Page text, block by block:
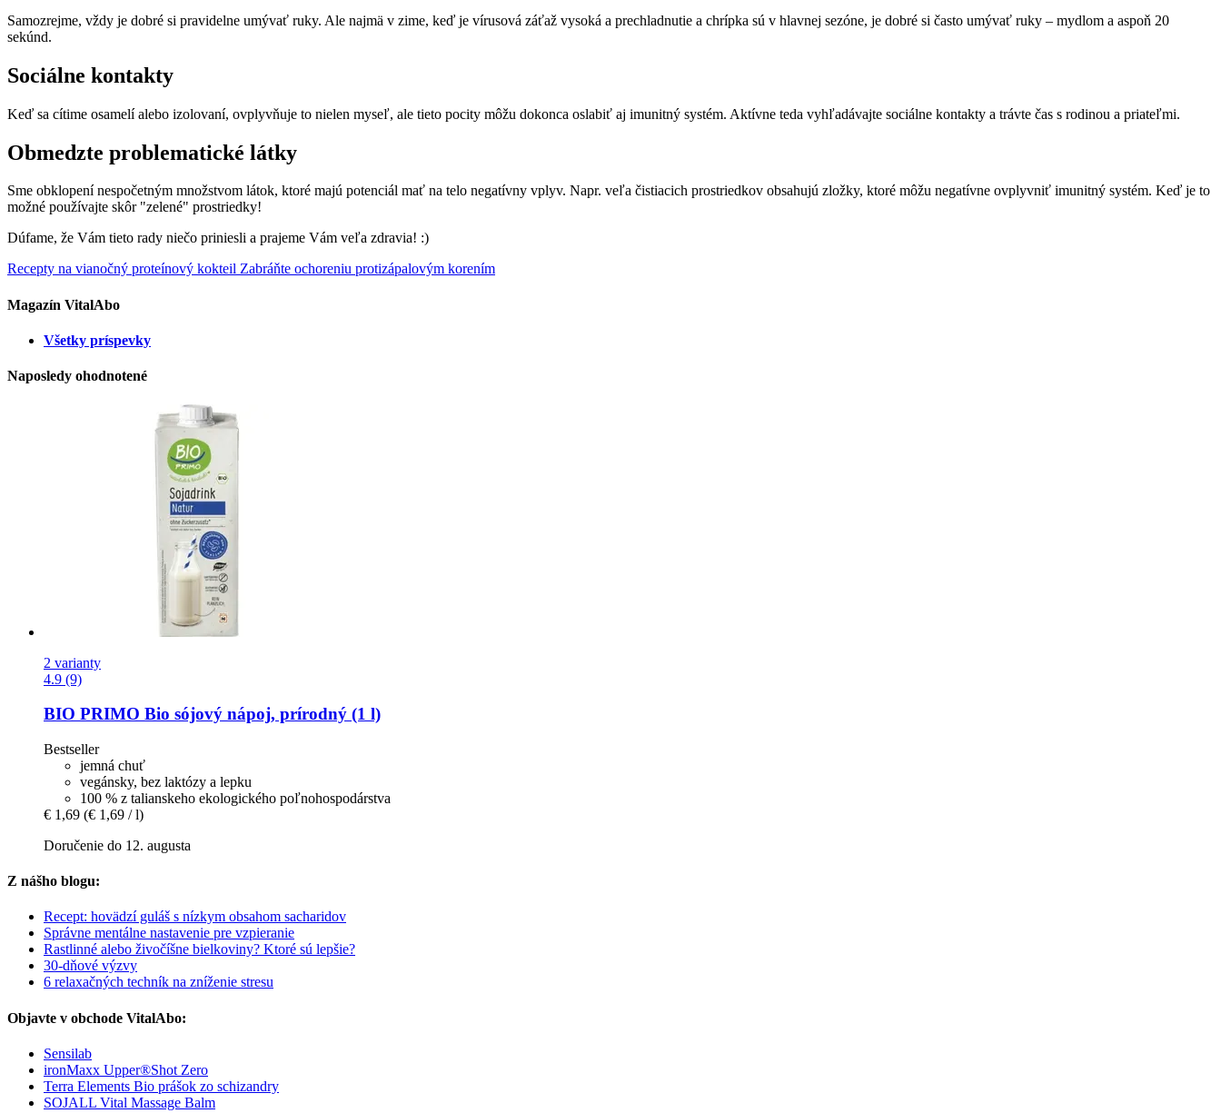
Samozrejme, vždy je dobré si pravidelne umývať ruky. Ale najmä v zime, keď je vírusová záťaž vysoká a prechladnutie a chrípka sú v hlavnej sezóne, je dobré si často umývať ruky – mydlom a aspoň 20
sekúnd.
Sociálne kontakty
Keď sa cítime osamelí alebo izolovaní, ovplyvňuje to nielen myseľ, ale tieto pocity môžu dokonca oslabiť aj imunitný systém. Aktívne teda vyhľadávajte sociálne kontakty a trávte čas s rodinou a priateľmi.
Obmedzte problematické látky
Sme obklopení nespočetným množstvom látok, ktoré majú potenciál mať na telo negatívny vplyv. Napr. veľa čistiacich prostriedkov obsahujú zložky, ktoré môžu negatívne ovplyvniť imunitný systém. Keď je to
možné používajte skôr "zelené" prostriedky!
Dúfame, že Vám tieto rady niečo priniesli a prajeme Vám veľa zdravia! :)
Recepty na vianočný proteínový kokteil Zabráňte ochoreniu protizápalovým korením
Magazín VitalAbo
Všetky príspevky
Naposledy ohodnotené
2 varianty
4.9 (9)
BIO PRIMO Bio sójový nápoj, prírodný (1 l)
Bestseller
jemná chuť
vegánsky, bez laktózy a lepku
100 % z talianskeho ekologického poľnohospodárstva
€ 1,69 (€ 1,69 / l)
Doručenie do 12. augusta
Z nášho blogu:
Recept: hovädzí guláš s nízkym obsahom sacharidov
Správne mentálne nastavenie pre vzpieranie
Rastlinné alebo živočíšne bielkoviny? Ktoré sú lepšie?
30-dňové výzvy
6 relaxačných techník na zníženie stresu
Objavte v obchode VitalAbo:
Sensilab
ironMaxx Upper®Shot Zero
Terra Elements Bio prášok zo schizandry
SOJALL Vital Massage Balm